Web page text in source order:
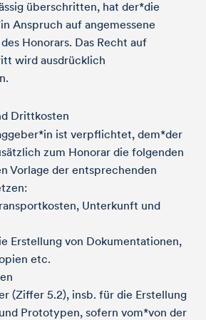
überschritten, hat der*die
Anspruch auf angemessene
Honorars. Das Recht auf
wird ausdrücklich
Drittkosten
ist verpflichtet, dem*der
zum Honorar die folgenden
Vorlage der entsprechenden
Unterkunft und
Erstellung von Dokumentationen,
etc.
(Ziffer 5.2), insb. für die Erstellung
Prototypen, sofern vom*von der